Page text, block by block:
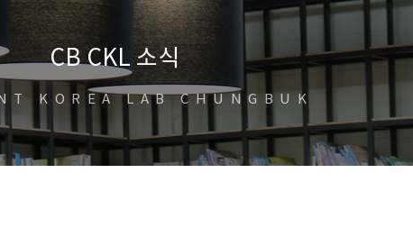
CB CKL 소식
KOREA LAB CHUNGBUK